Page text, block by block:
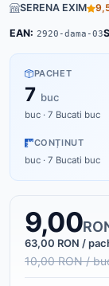
SERENA EXIM
EAN: 2920-dama-03
PACHET
7 buc
buc · 7 Bucati buc
CONȚINUT
buc · 7 Bucati buc
9,00
63,00 RON /
10,00 RON /